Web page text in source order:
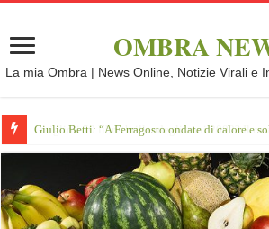
OMBRA
La mia Ombra | News Online, Notizie Virali e
Giulio Betti: “A Ferragosto ondate di calore e